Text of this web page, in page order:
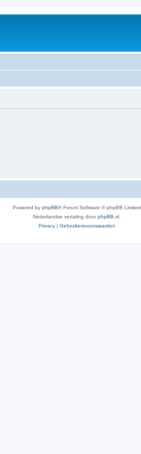
Powered by phpBB® Forum Software © phpBB Limited
Nederlandse vertaling doorphpBB.nl
Privacy | Gebruikersvoorwaarden